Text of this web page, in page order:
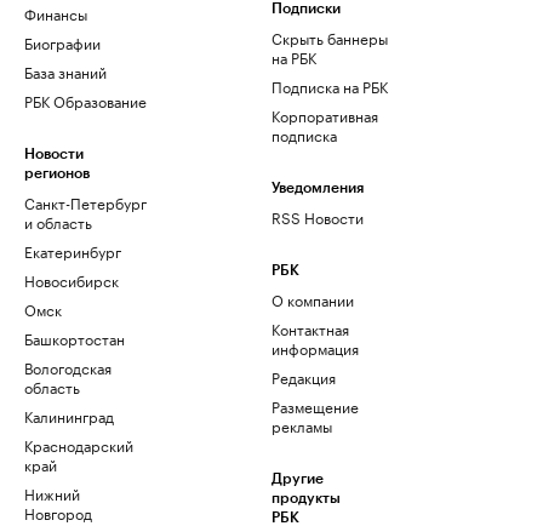
Финансы
Биографии
База знаний
РБК Образование
Новости
регионов
Санкт-Петербург
и область
Екатеринбург
Новосибирск
Омск
Башкортостан
Вологодская
область
Калининград
Краснодарский
край
Нижний
Новгород
Подписки
Скрыть баннеры
на РБК
Подписка на РБК
Корпоративная
подписка
Уведомления
RSS Новости
РБК
О компании
Контактная
информация
Редакция
Размещение
рекламы
Другие
продукты
РБК